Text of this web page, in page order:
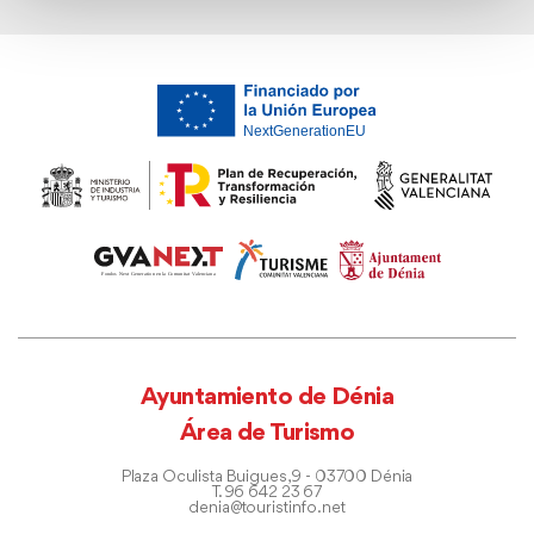
Ayuntamiento de Dénia
Área de Turismo
Plaza Oculista Buigues, 9 - 03700 Dénia
T. 96 642 23 67
denia@touristinfo.net